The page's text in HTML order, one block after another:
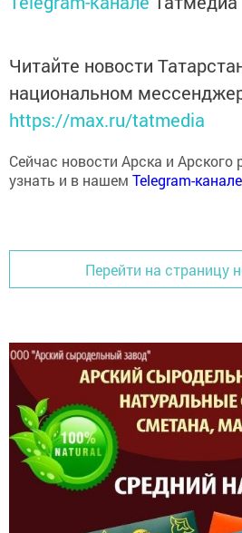
Читайте новости
национальном
https://max.ru/tatmedia
Сейчас новости Арска и
узнать и в нашем Telegram-канале
Перейти на страницу